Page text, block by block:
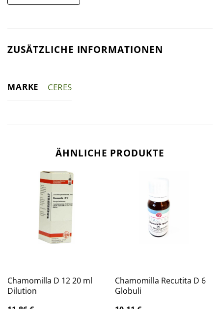
ZUSÄTZLICHE INFORMATIONEN
MARKE CERES
ÄHNLICHE PRODUKTE
Chamomilla D 12 20 ml
Dilution
Chamomilla Recutita D 6
Globuli